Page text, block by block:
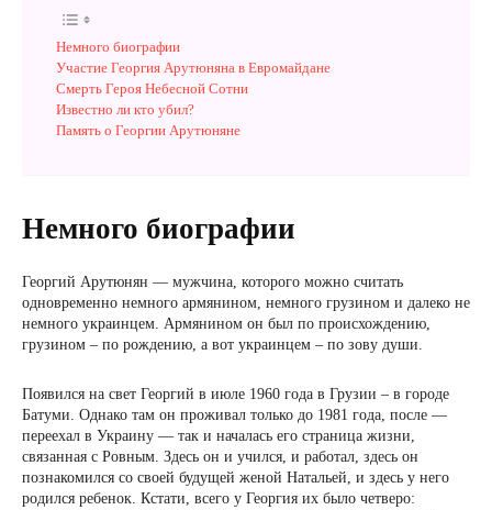
Немного биографии
Участие Георгия Арутюняна в Евромайдане
Смерть Героя Небесной Сотни
Известно ли кто убил?
Память о Георгии Арутюняне
Немного биографии
Георгий Арутюнян — мужчина, которого можно считать
одновременно немного армянином, немного грузином и далеко не
немного украинцем. Армянином он был по происхождению,
грузином – по рождению, а вот украинцем – по зову души.
Появился на свет Георгий в июле 1960 года в Грузии – в городе
Батуми. Однако там он проживал только до 1981 года, после —
переехал в Украину — так и началась его страница жизни,
связанная с Ровным. Здесь он и учился, и работал, здесь он
познакомился со своей будущей женой Натальей, и здесь у него
родился ребенок. Кстати, всего у Георгия их было четверо: